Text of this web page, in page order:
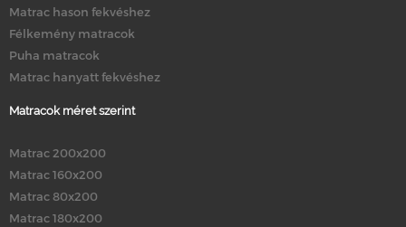
Matrac hason fekvéshez
Félkemény matracok
Puha matracok
Matrac hanyatt fekvéshez
Matracok méret szerint
Matrac 200x200
Matrac 160x200
Matrac 80x200
Matrac 180x200